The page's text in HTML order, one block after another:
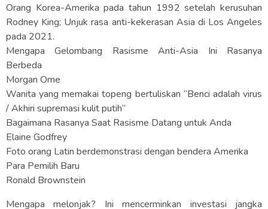
Orang Korea-Amerika pada tahun 1992 setelah kerusuhan
Rodney King; Unjuk rasa anti-kekerasan Asia di Los Angeles
pada 2021.
Mengapa Gelombang Rasisme Anti-Asia Ini Rasanya
Berbeda
Morgan Ome
Wanita yang memakai topeng bertuliskan “Benci adalah virus
/ Akhiri supremasi kulit putih”
Bagaimana Rasanya Saat Rasisme Datang untuk Anda
Elaine Godfrey
Foto orang Latin berdemonstrasi dengan bendera Amerika
Para Pemilih Baru
Ronald Brownstein
Mengapa melonjak? Ini mencerminkan investasi jangka